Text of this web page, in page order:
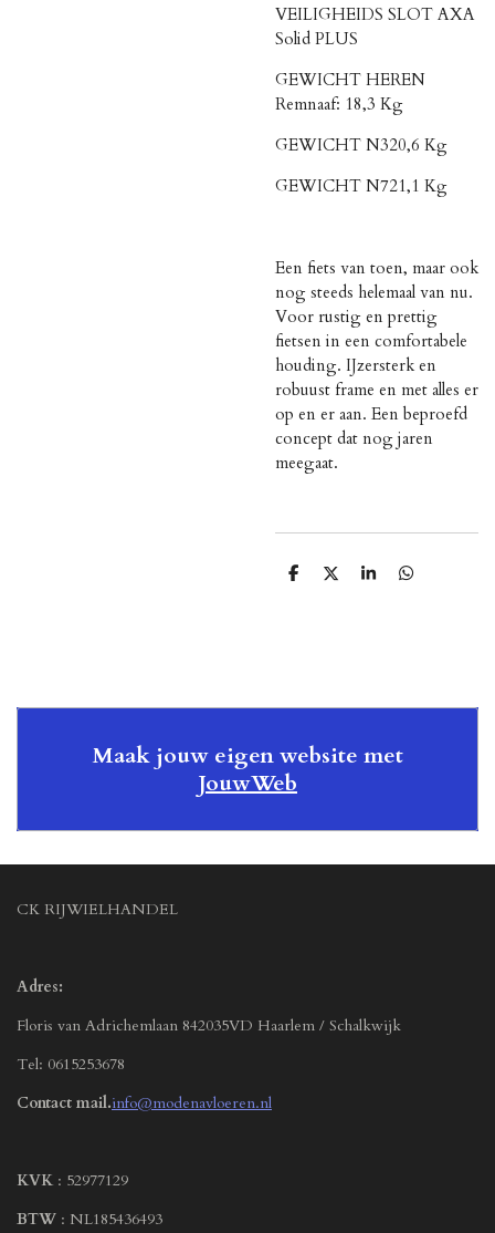
VEILIGHEIDS SLOT AXA
Solid PLUS
GEWICHT HEREN
Remnaaf: 18,3 Kg
GEWICHT N320,6 Kg
GEWICHT N721,1 Kg
Een fiets van toen, maar ook
nog steeds helemaal van nu.
Voor rustig en prettig
fietsen in een comfortabele
houding. IJzersterk en
robuust frame en met alles er
op en er aan. Een beproefd
concept dat nog jaren
meegaat.
D
D
S
D
Maak jouw eigen website met
JouwWeb
CK RIJWIELHANDEL
Adres:
Floris van Adrichemlaan 842035VD Haarlem / Schalkwijk
Tel: 0615253678
Contact mail.info@modenavloeren.nl
KVK : 52977129
BTW : NL185436493